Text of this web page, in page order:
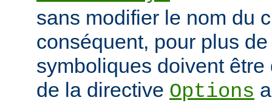
sans modifier le nom du
conséquent, pour plus
symboliques doivent
de la directive Options